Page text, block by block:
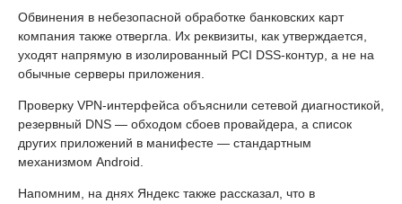
Обвинения в небезопасной обработке банковских карт
компания также отвергла. Их реквизиты, как утверждается,
уходят напрямую в изолированный PCI DSS-контур, а не на
обычные серверы приложения.
Проверку VPN-интерфейса объяснили сетевой диагностикой,
резервный DNS — обходом сбоев провайдера, а список
других приложений в манифесте — стандартным
механизмом Android.
Напомним, на днях Яндекс также рассказал, что в